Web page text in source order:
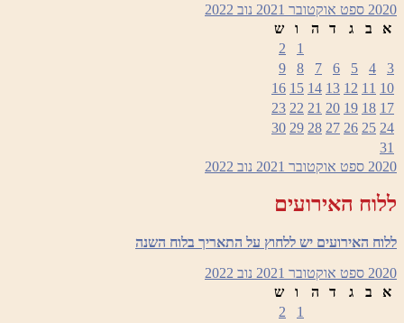
2020 ספט אוקטובר 2021 נוב 2022
א
ב ג ד ה ו
ש
1
2
3
4
5
6
7
8
9
10
11
12
13
14
15
16
17
18
19
20
21
22
23
24
25
26
27
28
29
30
31
2020 ספט אוקטובר 2021 נוב 2022
ללוח האירועים
ללוח האירועים יש ללחוץ על התאריך בלוח השנה
2020 ספט אוקטובר 2021 נוב 2022
א
ב ג ד ה ו
ש
1
2